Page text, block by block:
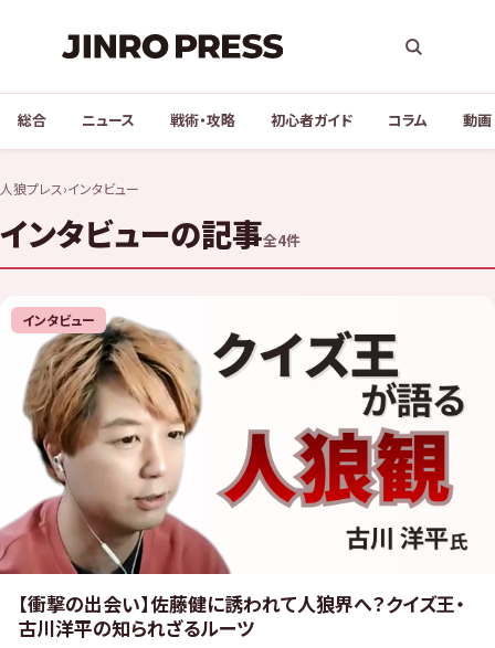
総合 ニュース 戦術・攻略 初心者ガイド コラム 動画
人狼プレス›インタビュー
インタビューの記事全4件
インタビュー
【衝撃の出会い】佐藤健に誘われて人狼界へ？クイズ王・
古川洋平の知られざるルーツ